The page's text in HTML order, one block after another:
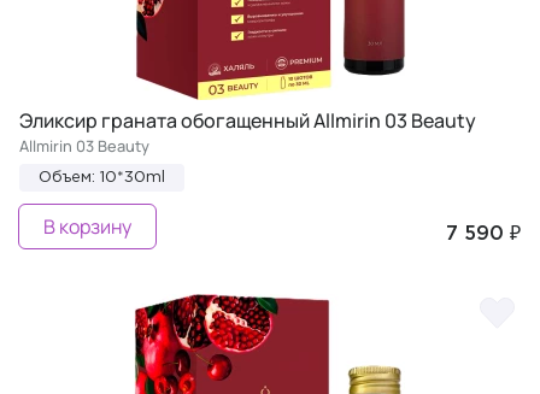
Эликсир граната обогащенный Allmirin 03 Beauty
Allmirin 03 Beauty
Объем: 10*30ml
7 590 ₽
В корзину